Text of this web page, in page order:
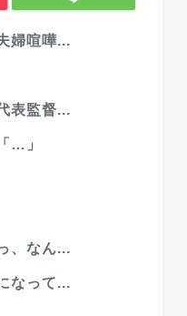
婦喧嘩...
表監督...
…」
、なん...
なって...